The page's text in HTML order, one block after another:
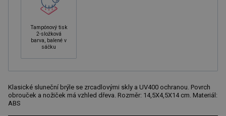
Tampónový tisk
2-složková
barva, balené v
sáčku
Klasické sluneční brýle se zrcadlovými skly a UV400 ochranou. Povrch
obrouček a nožiček má vzhled dřeva. Rozměr: 14,5X4,5X14 cm. Materiál:
ABS